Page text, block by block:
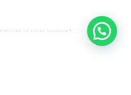
Heeft u een vraag?